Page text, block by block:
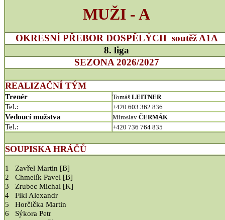
MUŽI - A
OKRESNÍ PŘEBOR DOSPĚLÝCH soutěž A1A
8. liga
SEZONA 2026/2027
REALIZAČNÍ TÝM
Trenér Tomáš LEITNER
Tel.: +420 603 362 836
Vedoucí mužstva Miroslav ČERMÁK
Tel.: +420 736 764 835
SOUPISKA HRÁČŮ
1 Zavřel Martin [B]
2 Chmelík Pavel [B]
3 Zrubec Michal [K]
4 Fikl Alexandr
5 Horčička Martin
6 Sýkora Petr